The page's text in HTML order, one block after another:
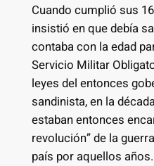
Cuando cumplió sus
insistió en que debía
contaba con la edad
Servicio Militar
leyes del entonces
sandinista, en la
estaban entonces
revolución” de la
país por aquellos años.